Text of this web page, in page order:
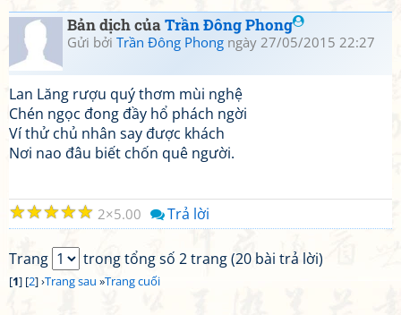
Bản dịch củaTrần Đông Phong
Gửi bởi Trần Đông Phong ngày 27/05/2015 22:27
Lan Lăng rượu quý thơm mùi nghệ
Chén ngọc đong đầy hổ phách ngời
Ví thử chủ nhân say được khách
Nơi nao đâu biết chốn quê người.
☆
☆
☆
☆
☆ 2 5.00 Trả lời
Trang trong tổng số 2 trang (20 bài trả lời)
[1] [2] ›Trang sau »Trang cuối